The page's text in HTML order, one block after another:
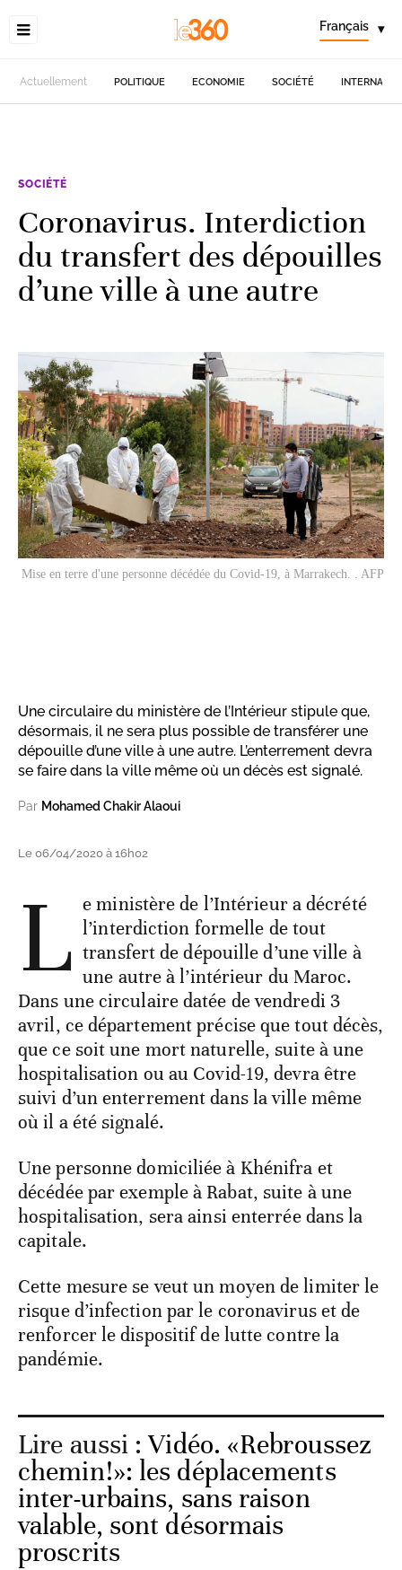
Français ▾
Actuellement POLITIQUE ECONOMIE SOCIÉTÉ
SOCIÉTÉ
Coronavirus. Interdiction
du transfert des dépouilles
d’une ville à une autre
Mise en terre d'une personne décédée du Covid-19, à Marrakech. . AFP
Une circulaire du ministère de l’Intérieur stipule que,
désormais, il ne sera plus possible de transférer une
dépouille d’une ville à une autre. L’enterrement devra
se faire dans la ville même où un décès est signalé.
Par Mohamed Chakir Alaoui
Le 06/04/2020 à 16h02
L e ministère de l’Intérieur a décrété
l’interdiction formelle de tout
transfert de dépouille d’une ville à
une autre à l’intérieur du Maroc.
Dans une circulaire datée de vendredi 3
avril, ce département précise que tout décès,
que ce soit une mort naturelle, suite à une
hospitalisation ou au Covid-19, devra être
suivi d’un enterrement dans la ville même
où il a été signalé.
Une personne domiciliée à Khénifra et
décédée par exemple à Rabat, suite à une
hospitalisation, sera ainsi enterrée dans la
capitale.
Cette mesure se veut un moyen de limiter le
risque d’infection par le coronavirus et de
renforcer le dispositif de lutte contre la
pandémie.
Lire aussi :Vidéo. «Rebroussez
chemin!»: les déplacements
inter-urbains, sans raison
valable, sont désormais
proscrits